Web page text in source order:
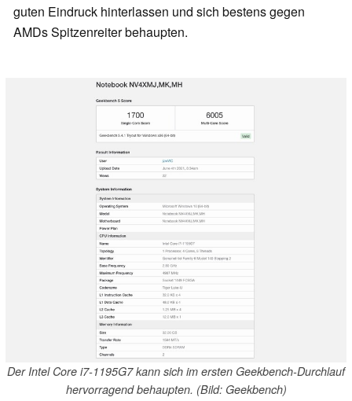
guten Eindruck hinterlassen und sich bestens gegen
AMDs Spitzenreiter behaupten.
Der Intel Core i7-1195G7 kann sich im ersten Geekbench-Durchlauf
hervorragend behaupten. (Bild: Geekbench)